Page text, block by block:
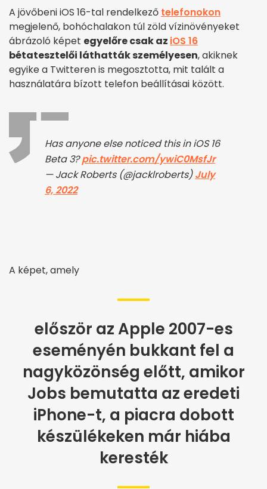
A jövőbeni iOS 16-tal rendelkező telefonokon
megjelenő, bohóchalakon túl zöld vízinövényeket
ábrázoló képet egyelőre csak az iOS 16
bétatesztelői láthatták személyesen, akiknek
egyike a Twitteren is megosztotta, mit talált a
használatára bízott telefon beállításai között.
Has anyone else noticed this in iOS 16
Beta 3?pic.twitter.com/ywiC0MsfJr
— Jack Roberts (@jacklroberts)July
6, 2022
A képet, amely
először az Apple 2007-es
eseményén bukkant fel a
nagyközönség előtt, amikor
Jobs bemutatta az eredeti
iPhone-t, a piacra dobott
készülékeken már hiába
keresték